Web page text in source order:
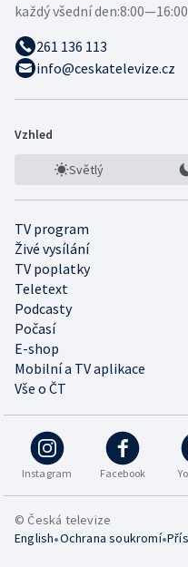
každý všední den:
261 136 113
info@ceskatelevize.cz
Vzhled
Světlý
TV program
Živé vysílání
TV poplatky
Teletext
Podcasty
Počasí
E-shop
Mobilní a TV aplikace
Vše o ČT
Instagram Facebook
© Česká televize
English•Ochrana soukromí•